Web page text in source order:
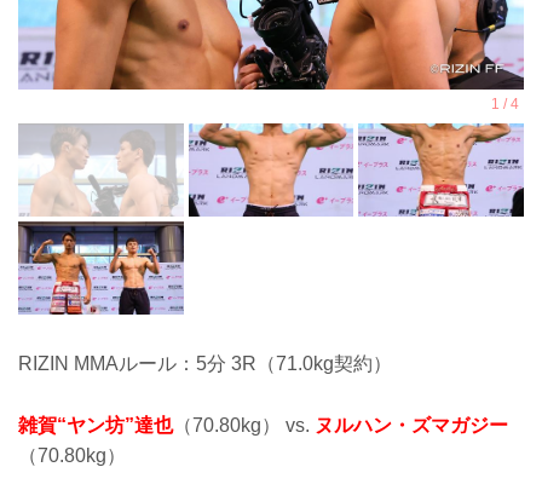
RIZIN MMAルール：5分 3R（71.0kg契約）
雑賀“ヤン坊”達也（70.80kg） vs. ヌルハン・ズマガジー
（70.80kg）